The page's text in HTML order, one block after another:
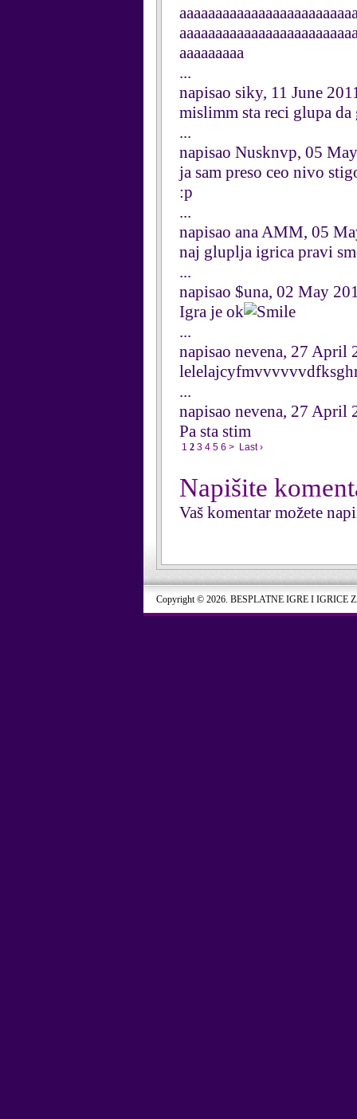
aaaaaaaaa
...
napisao siky, 11 June
mislimm sta reci glupa
...
napisao Nusknvp, 05
ja sam preso ceo nivo
:p
...
napisao ana AMM, 05
naj gluplja igrica pravi
...
napisao $una, 02 May
Igra je ok
...
napisao nevena, 27 April
...
napisao nevena, 27 April
Pa sta stim
1 2 3 4 5 6 > Last ›
Napišite
Vaš komentar možete
Copyright © 2026. BESPLATNE IGRE I IGRICE